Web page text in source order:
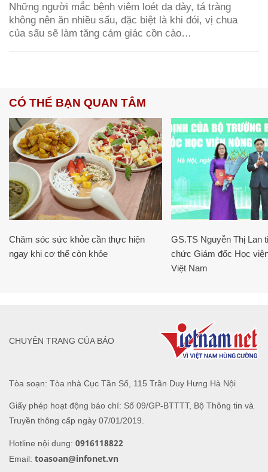
Những người mắc bệnh viêm loét dạ dày, tá tràng
không nên ăn nhiều sấu, đặc biệt là khi đói, vị chua
của sấu sẽ làm tăng cảm giác cồn cào…
CÓ THỂ BẠN QUAN TÂM
Chăm sóc sức khỏe cần thực hiện
ngay khi cơ thể còn khỏe
GS.TS Nguyễn Thị Lan
chức Giám đốc Học
Việt Nam
Tòa soạn: Tòa nhà Cục Tần Số, 115 Trần Duy Hưng Hà Nội
Giấy phép hoạt động báo chí: Số 09/GP-BTTTT, Bộ Thông tin và
Truyền thông cấp ngày 07/01/2019.
Hotline nội dung: 0916118822
Email: toasoan@infonet.vn
CHUYÊN TRANG CỦA BÁO